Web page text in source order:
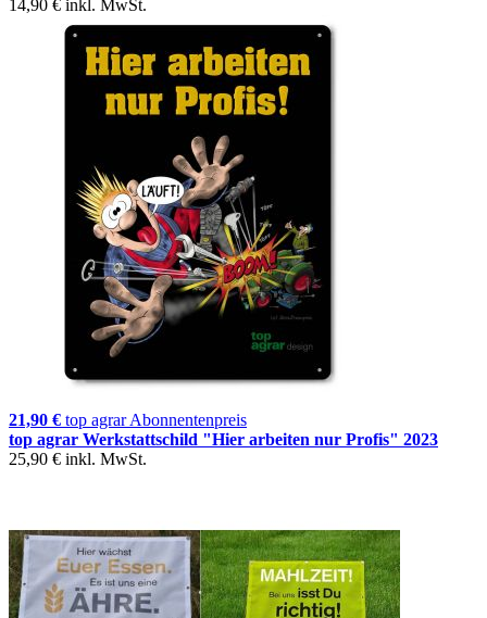
14,90 € inkl. MwSt.
21,90 € top agrar Abonnentenpreis
top agrar Werkstattschild "Hier arbeiten nur Profis" 2023
25,90 € inkl. MwSt.